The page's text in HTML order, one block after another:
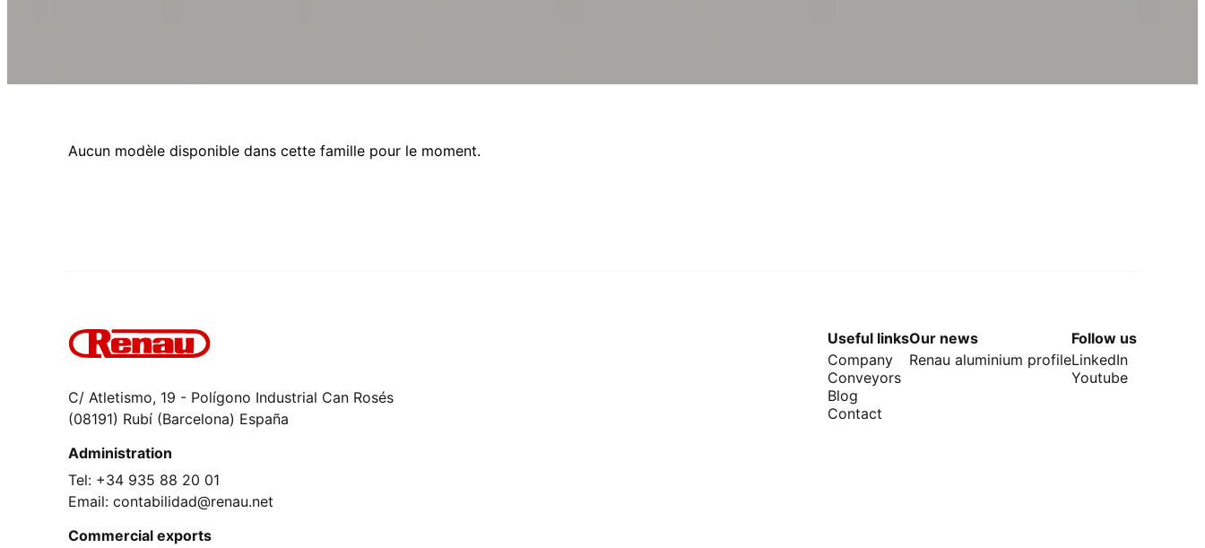
Aucun modèle disponible dans cette famille pour le moment.
C/ Atletismo, 19 - Polígono Industrial Can Rosés
(08191) Rubí (Barcelona) España
Administration
Tel: +34 935 88 20 01
Email: contabilidad@renau.net
Commercial exports
Useful links
Company
Conveyors
Blog
Contact
Our news
Renau aluminium profile
Follow us
LinkedIn
Youtube